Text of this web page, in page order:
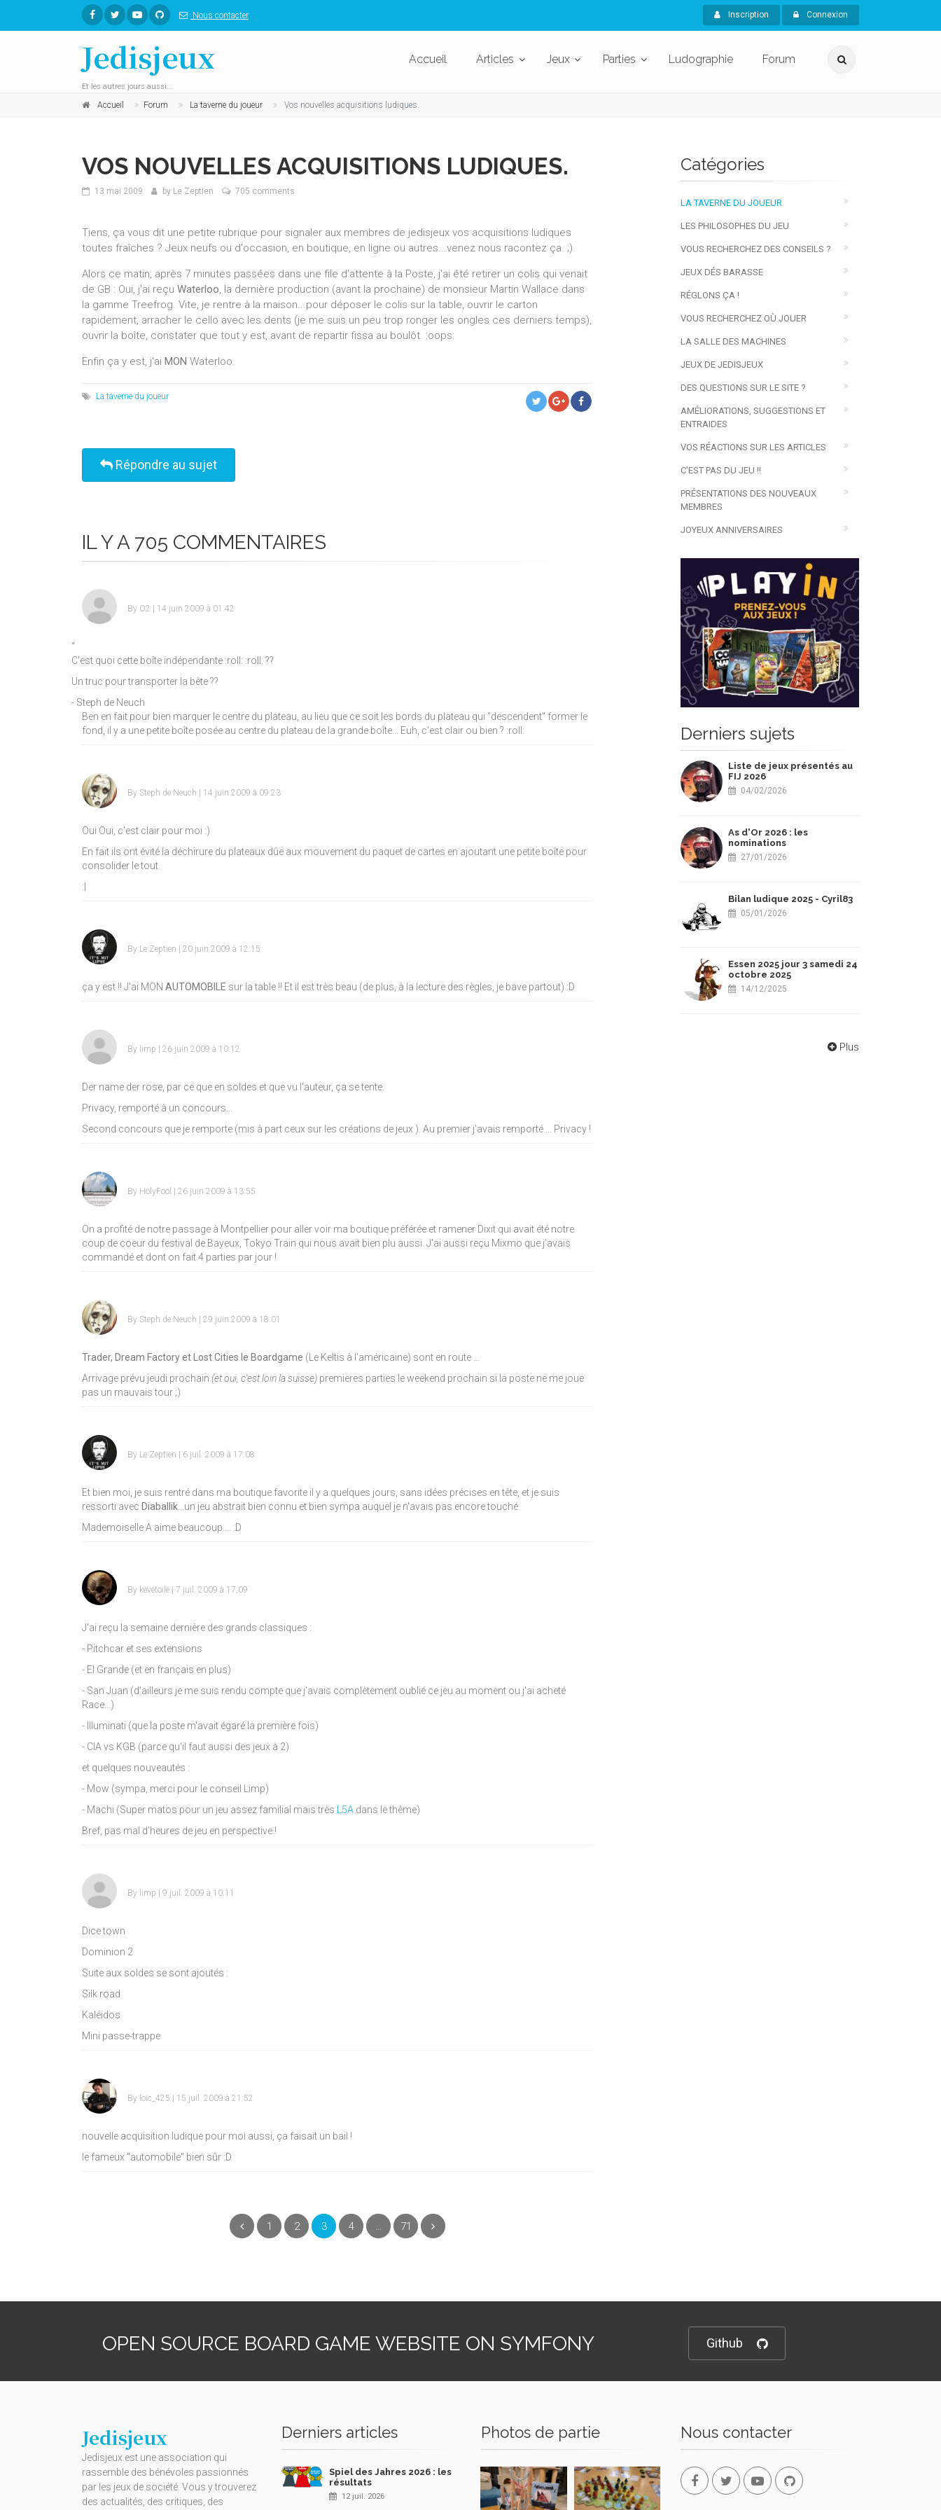
Nous contacter Inscription Connexion
Jedisjeux
Et les autres jours aussi...
Accueil Articles Jeux Parties Ludographie Forum
Accueil Forum La taverne du joueur Vos nouvelles acquisitions ludiques.
VOS NOUVELLES ACQUISITIONS LUDIQUES.
13 mai 2009 by Le Zeptien 705 comments
Tiens, ça vous dit une petite rubrique pour signaler aux membres de jedisjeux vos acquisitions ludiques
toutes fraîches ? Jeux neufs ou d'occasion, en boutique, en ligne ou autres...venez nous racontez ça. ;)
Alors ce matin, après 7 minutes passées dans une file d'attente à la Poste, j'ai été retirer un colis qui venait
de GB : Oui, j'ai reçu Waterloo, la dernière production (avant la prochaine) de monsieur Martin Wallace dans
la gamme Treefrog. Vite, je rentre à la maison...pour déposer le colis sur la table, ouvrir le carton
rapidement, arracher le cello avec les dents (je me suis un peu trop ronger les ongles ces derniers temps),
ouvrir la boîte, constater que tout y est, avant de repartir fissa au boulôt. :oops:
Enfin ça y est, j'ai MON Waterloo.
La taverne du joueur
Répondre au sujet
IL Y A 705 COMMENTAIRES
By O2 | 14 juin 2009 à 01:42
“
C'est quoi cette boîte indépendante :roll: :roll: ??
Un truc pour transporter la bête ??
- Steph de Neuch
Ben en fait pour bien marquer le centre du plateau, au lieu que ce soit les bords du plateau qui "descendent" former le
fond, il y a une petite boîte posée au centre du plateau de la grande boîte... Euh, c'est clair ou bien ? :roll:
By Steph de Neuch | 14 juin 2009 à 09:23
Oui Oui, c'est clair pour moi :)
En fait ils ont évité la déchirure du plateaux dûe aux mouvement du paquet de cartes en ajoutant une petite boîte pour
consolider le tout.
:|
By Le Zeptien | 20 juin 2009 à 12:15
ça y est !! J'ai MON AUTOMOBILE sur la table !! Et il est très beau (de plus, à la lecture des règles, je bave partout) :D
By limp | 26 juin 2009 à 10:12
Der name der rose, par ce que en soldes et que vu l'auteur, ça se tente.
Privacy, remporté à un concours...
Second concours que je remporte (mis à part ceux sur les créations de jeux ). Au premier j'avais remporté ... Privacy !
By HolyFool | 26 juin 2009 à 13:55
On a profité de notre passage à Montpellier pour aller voir ma boutique préférée et ramener Dixit qui avait été notre
coup de coeur du festival de Bayeux, Tokyo Train qui nous avait bien plu aussi. J'ai aussi reçu Mixmo que j'avais
commandé et dont on fait 4 parties par jour !
By Steph de Neuch | 29 juin 2009 à 18:01
Trader, Dream Factory et Lost Cities le Boardgame (Le Keltis à l'américaine) sont en route ...
Arrivage prévu jeudi prochain (et oui, c'est loin la suisse) premieres parties le weekend prochain si la poste ne me joue
pas un mauvais tour ;)
By Le Zeptien | 6 juil. 2009 à 17:08
Et bien moi, je suis rentré dans ma boutique favorite il y a quelques jours, sans idées précises en tête, et je suis
ressorti avec Diaballik ...un jeu abstrait bien connu et bien sympa auquel je n'avais pas encore touché.
Mademoiselle A aime beaucoup.... :D
By kevetoile | 7 juil. 2009 à 17:09
J'ai reçu la semaine dernière des grands classiques :
- Pitchcar et ses extensions
- El Grande (et en français en plus)
- San Juan (d'ailleurs je me suis rendu compte que j'avais complètement oublié ce jeu au moment ou j'ai acheté
Race...)
- Illuminati (que la poste m'avait égaré la première fois)
- CIA vs KGB (parce qu'il faut aussi des jeux à 2)
et quelques nouveautés :
- Mow (sympa, merci pour le conseil Limp)
- Machi (Super matos pour un jeu assez familial mais très
L5A dans le thème)
Bref, pas mal d'heures de jeu en perspective !
By limp | 9 juil. 2009 à 10:11
Dice town
Dominion 2
Suite aux soldes se sont ajoutés :
Silk road
Kaléidos
Mini passe-trappe
By loic_425 | 15 juil. 2009 à 21:52
nouvelle acquisition ludique pour moi aussi, ça faisait un bail !
le fameux "automobile" bien sûr :D
Précédent
1 2 3(current)
4 … 71 Suivant
Catégories
LA TAVERNE DU JOUEUR
LES PHILOSOPHES DU JEU
VOUS RECHERCHEZ DES CONSEILS ?
JEUX DÉS BARASSE
RÉGLONS ÇA !
VOUS RECHERCHEZ OÙ JOUER
LA SALLE DES MACHINES
JEUX DE JEDISJEUX
DES QUESTIONS SUR LE SITE ?
AMÉLIORATIONS, SUGGESTIONS ET
ENTRAIDES
VOS RÉACTIONS SUR LES ARTICLES
C'EST PAS DU JEU !!
PRÉSENTATIONS DES NOUVEAUX
MEMBRES
JOYEUX ANNIVERSAIRES
Derniers sujets
Liste de jeux présentés au
FIJ 2026
04/02/2026
As d'Or 2026 : les
nominations
27/01/2026
Bilan ludique 2025 - Cyril83
05/01/2026
Essen 2025 jour 3 samedi 24
octobre 2025
14/12/2025
Plus
OPEN SOURCE BOARD GAME WEBSITE ON SYMFONY Github
Jedisjeux
Jedisjeux est une association qui
rassemble des bénévoles passionnés
par les jeux de société. Vous y trouverez
des actualités, des critiques, des
Derniers articles
Spiel des Jahres 2026 : les
résultats
12 juil. 2026
Photos de partie Nous contacter